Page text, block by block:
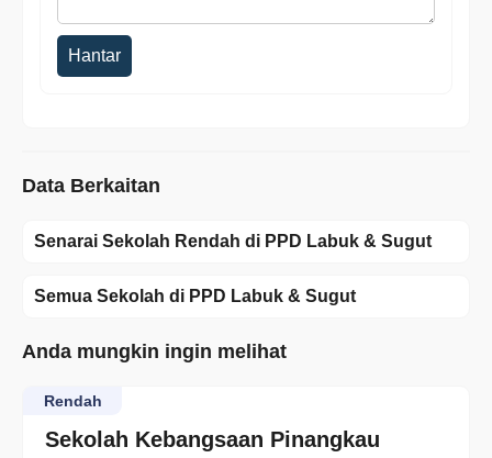
Hantar
Data Berkaitan
Senarai Sekolah Rendah di PPD Labuk & Sugut
Semua Sekolah di PPD Labuk & Sugut
Anda mungkin ingin melihat
Sekolah Kebangsaan Pinangkau
Rendah